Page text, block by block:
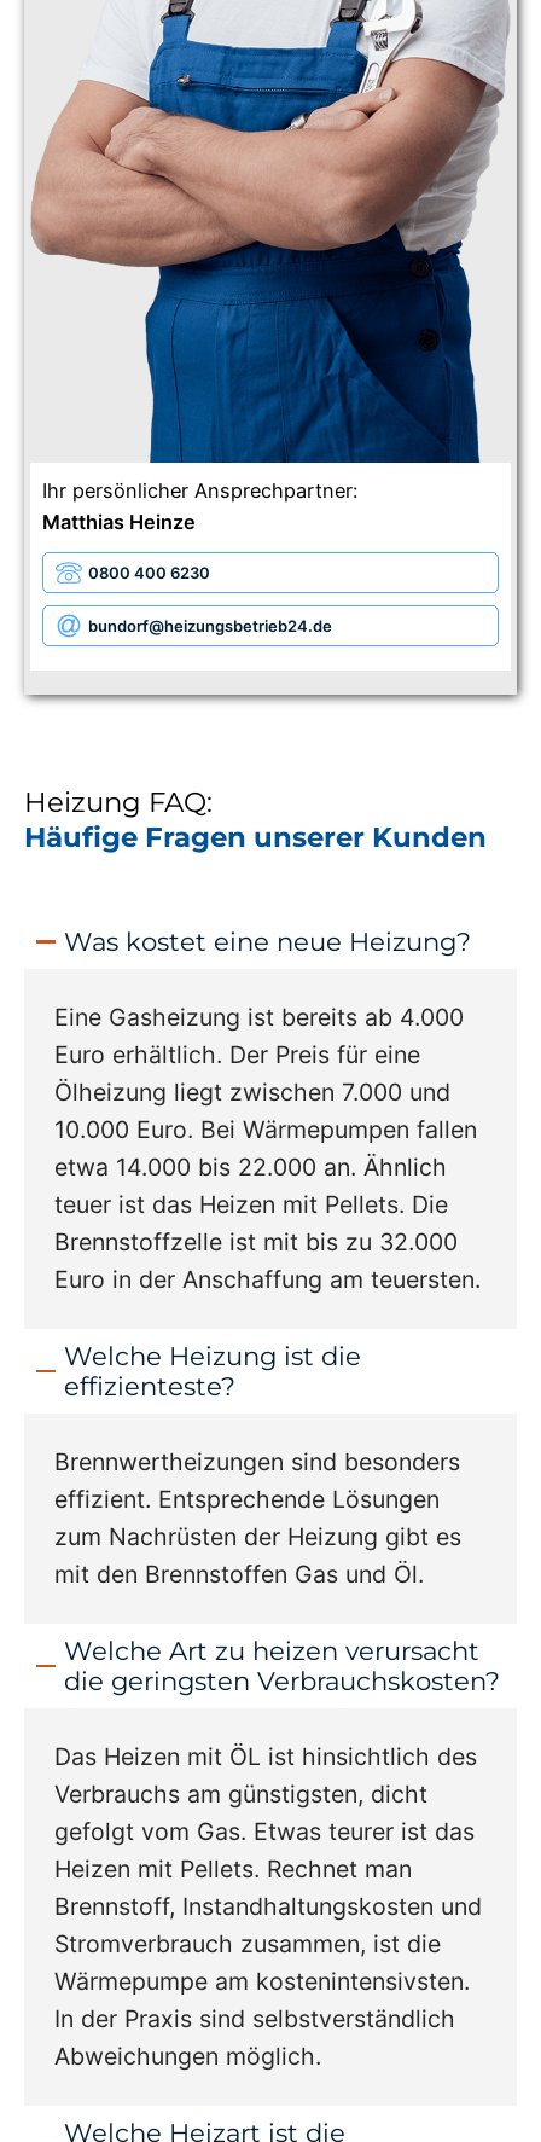
Ihr persönlicher Ansprechpartner:
Matthias Heinze
0800 400 6230
bundorf@heizungsbetrieb24.de
Heizung FAQ:
Häufige Fragen unserer Kunden
Was kostet eine neue Heizung?
Eine Gasheizung ist bereits ab 4.000
Euro erhältlich. Der Preis für eine
Ölheizung liegt zwischen 7.000 und
10.000 Euro. Bei Wärmepumpen fallen
etwa 14.000 bis 22.000 an. Ähnlich
teuer ist das Heizen mit Pellets. Die
Brennstoffzelle ist mit bis zu 32.000
Euro in der Anschaffung am teuersten.
Welche Heizung ist die
effizienteste?
Brennwertheizungen sind besonders
effizient. Entsprechende Lösungen
zum Nachrüsten der Heizung gibt es
mit den Brennstoffen Gas und Öl.
Welche Art zu heizen verursacht
die geringsten Verbrauchskosten?
Das Heizen mit ÖL ist hinsichtlich des
Verbrauchs am günstigsten, dicht
gefolgt vom Gas. Etwas teurer ist das
Heizen mit Pellets. Rechnet man
Brennstoff, Instandhaltungskosten und
Stromverbrauch zusammen, ist die
Wärmepumpe am kostenintensivsten.
In der Praxis sind selbstverständlich
Abweichungen möglich.
Welche Heizart ist die